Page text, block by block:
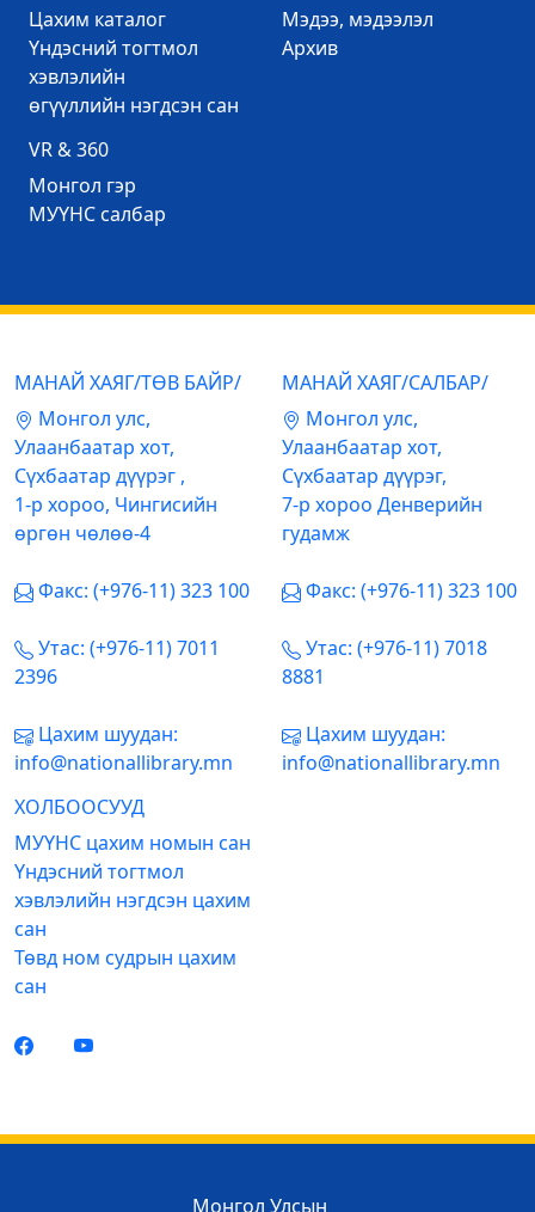
Цахим каталог
Үндэсний тогтмол
хэвлэлийн
өгүүллийн нэгдсэн сан
Mэдээ, мэдээлэл
Архив
VR & 360
Mонгол гэр
МУҮНС салбар
МАНАЙ ХАЯГ/ТӨВ БАЙР/
Mонгол улс,
Улаанбаатар хот,
Сүхбаатар дүүрэг ,
1-р хороо, Чингисийн
өргөн чөлөө-4
Факс: (+976-11) 323 100
Утас: (+976-11) 7011
2396
Цахим шуудан:
info@nationallibrary.mn
МАНАЙ ХАЯГ/САЛБАР/
Mонгол улс,
Улаанбаатар хот,
Сүхбаатар дүүрэг,
7-р хороо Денверийн
гудамж
Факс: (+976-11) 323 100
Утас: (+976-11) 7018
8881
Цахим шуудан:
info@nationallibrary.mn
ХОЛБООСУУД
МУҮНС цахим номын сан
Үндэсний тогтмол
хэвлэлийн нэгдсэн цахим
сан
Төвд ном судрын цахим
сан
Монгол Улсын